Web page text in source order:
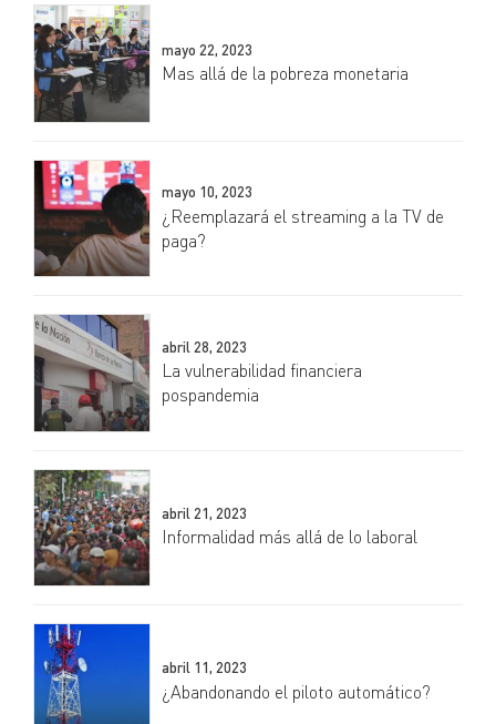
mayo 22, 2023
Mas allá de la pobreza monetaria
mayo 10, 2023
¿Reemplazará el streaming a la TV de
paga?
abril 28, 2023
La vulnerabilidad financiera
pospandemia
abril 21, 2023
Informalidad más allá de lo laboral
abril 11, 2023
¿Abandonando el piloto automático?